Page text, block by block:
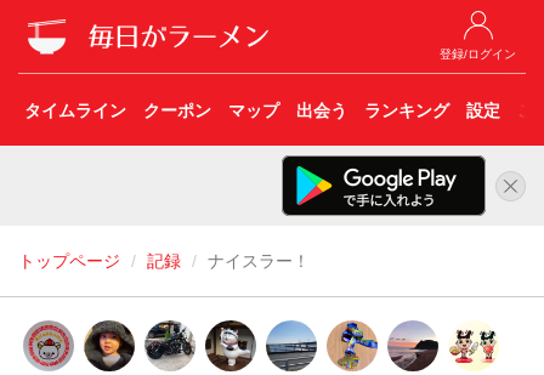
登録/ログイン
タイムライン クーポン マップ 出会う ランキング 設定 こ
トップページ 記録 ナイスラー！